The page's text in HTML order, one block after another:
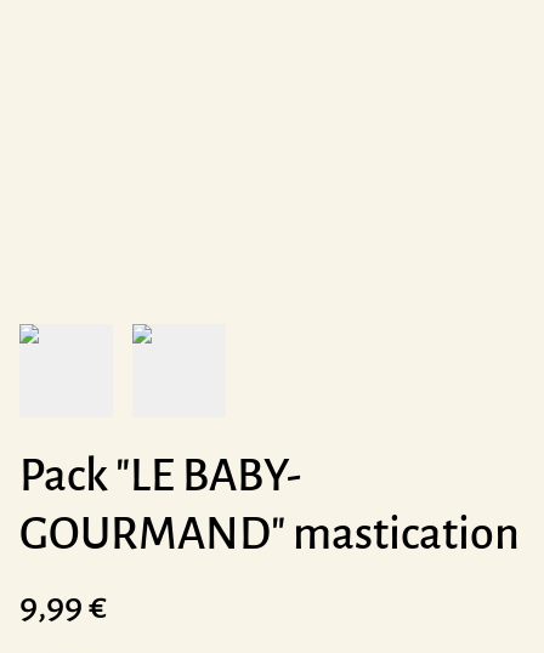
Pack "LE BABY-
GOURMAND" mastication
9,99 €